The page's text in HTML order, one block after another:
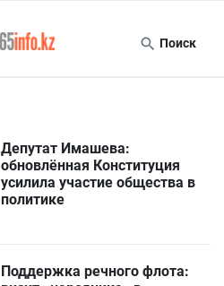
Поиск
Депутат Имашева:
обновлённая Конституция
усилила участие общества в
политике
Поддержка речного флота: